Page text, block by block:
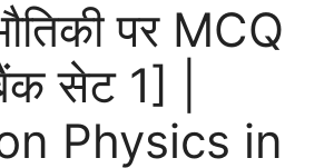
पर MCQ
सेट 1] |
Physics in